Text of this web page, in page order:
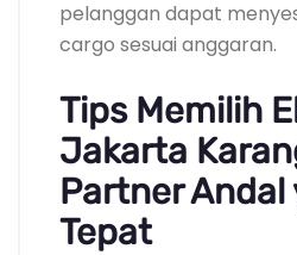
pelanggan dapat
cargo sesuai anggaran.
Tips Memilih
Jakarta
Partner Andal
Tepat